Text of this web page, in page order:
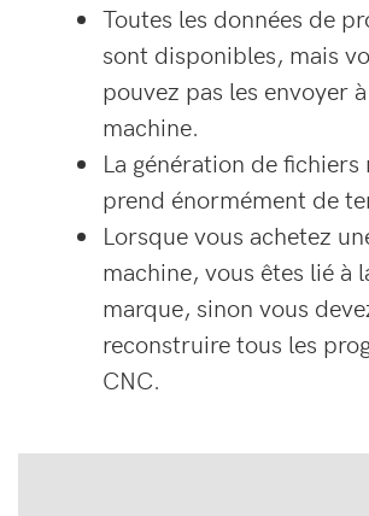
Toutes les données de
sont disponibles, mais
pouvez pas les envoyer
machine.
La génération de fichiers
prend énormément de
Lorsque vous achetez
machine, vous êtes lié à
marque, sinon vous
reconstruire tous les
CNC.